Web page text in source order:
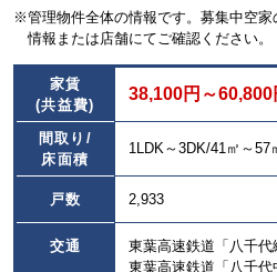
ま
す。
※管理物件全体の情報です。募集中空
情報または店舗にてご確認ください。
家賃
(共益費)
38,100円～60,800
間取り/
床面積
1LDK～3DK/41㎡～57
戸数 2,933
交通
東葉高速鉄道「八千
東葉高速鉄道「八千